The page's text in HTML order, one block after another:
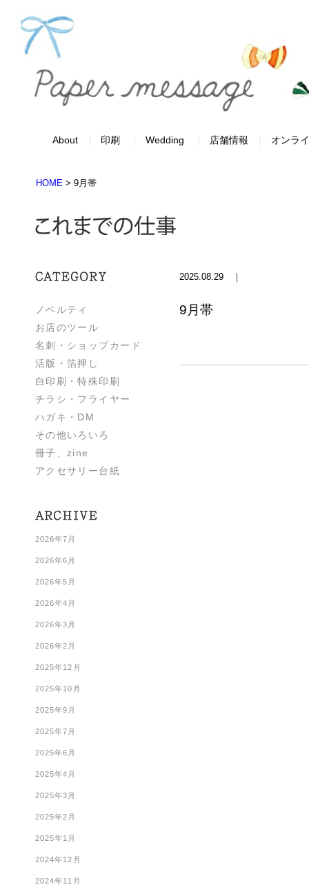
About 印刷 Wedding 店舗情報 オンラ
HOME > 9月帯
ノベルティ
お店のツール
名刺・ショップカード
活版・箔押し
白印刷・特殊印刷
チラシ・フライヤー
ハガキ・DM
その他いろいろ
冊子、zine
アクセサリー台紙
2026年7月
2026年6月
2026年5月
2026年4月
2026年3月
2026年2月
2025年12月
2025年10月
2025年9月
2025年7月
2025年6月
2025年4月
2025年3月
2025年2月
2025年1月
2024年12月
2024年11月
2025.08.29 ｜
9月帯